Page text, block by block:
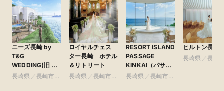
ニーズ長崎 by
T&G
WEDDING(旧 ベ
イサイド迎賓館
長崎県／長崎市・
ロイヤルチェス
ター長崎 ホテル
＆リトリート
長崎県／長崎市・
RESORT ISLAND
PASSAGE
KINKAI（パサー
ジュ琴海）
長崎県／長崎市・
ヒルトン長崎
長崎県／長崎